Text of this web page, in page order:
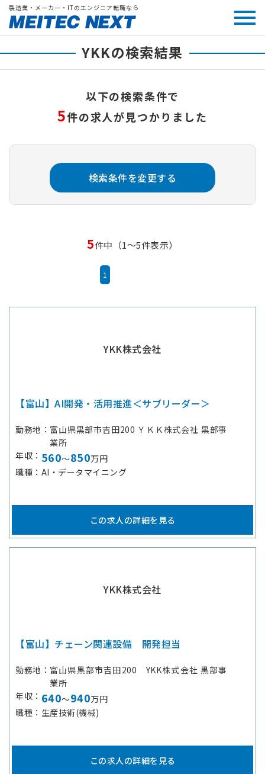
製造業・メーカー・ITのエンジニア転職なら
YKKの検索結果
以下の検索条件で
5件の求人が見つかりました
検索条件を変更する
5件中（1～5件表示）
1
YKK株式会社
【富山】AI開発・活用推進＜サブリーダー＞
勤務地
富山県黒部市吉田200 ＹＫＫ株式会社 黒部事
業所
年収
560～850万円
職種
AI・データマイニング
この求人の詳細を見る
YKK株式会社
【富山】チェーン関連設備 開発担当
勤務地
富山県黒部市吉田200 YKK株式会社 黒部事
業所
年収
640～940万円
職種
生産技術(機械)
この求人の詳細を見る